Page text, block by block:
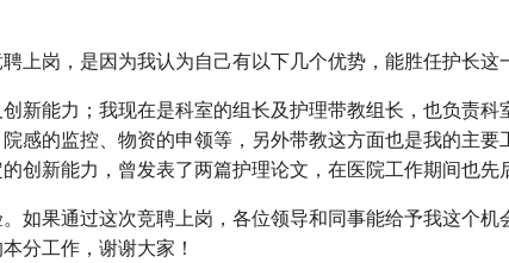
上岗，是因为我认为自己有以下几个优势，能胜任护长这
新能力；我现在是科室的组长及护理带教组长，也负责
感的监控、物资的申领等，另外带教这方面也是我的主
创新能力，曾发表了两篇护理论文，在医院工作期间也先
如果通过这次竞聘上岗，各位领导和同事能给予我这个
分工作，谢谢大家！